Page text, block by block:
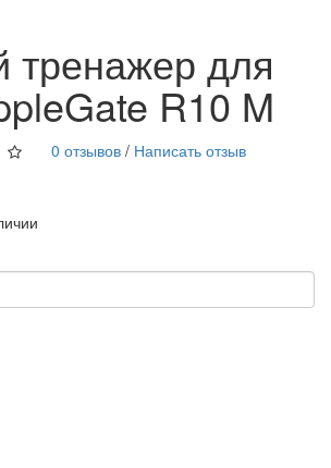
тренажер для
R10 M
0 отзывов / Написать отзыв